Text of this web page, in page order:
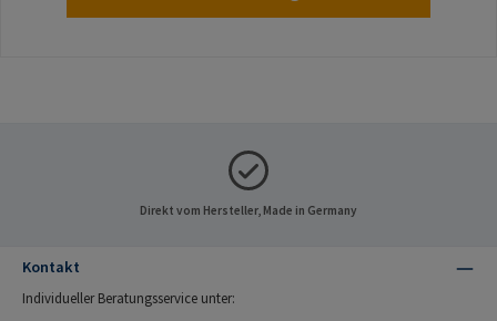
Direkt vom Hersteller, Made in Germany
Kontakt
Individueller Beratungsservice unter: